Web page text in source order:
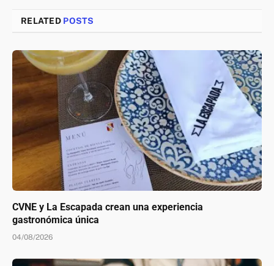
RELATED POSTS
CVNE y La Escapada crean una experiencia
gastronómica única
04/08/2026